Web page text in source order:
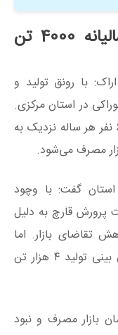
گزارش ویدیویی از تولید سالیانه 4000 تن
با رونق تولید و
خوراکی در استان مرکزی.
ضمن ایجاد زمینه اشتغال پایدار برای ۶۰۰ نفر هر ساله نزدیک به
استان گفت: با وچود
قارچ به دلیل
تقاضای بازار. اما
امسال هم همانند سال‌های گذشته پیش بینی تولید ۴ هزار تن
بازار مصرف و نبود